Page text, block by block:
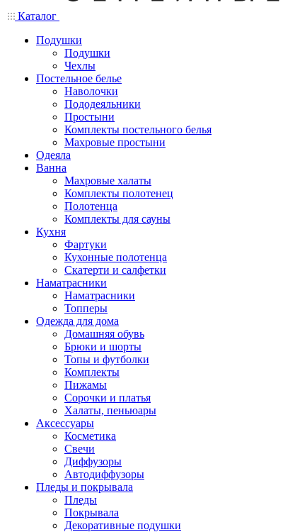
Каталог
Подушки
Подушки
Чехлы
Постельное белье
Наволочки
Пододеяльники
Простыни
Комплекты постельного белья
Махровые простыни
Одеяла
Ванна
Махровые халаты
Комплекты полотенец
Полотенца
Комплекты для сауны
Кухня
Фартуки
Кухонные полотенца
Скатерти и салфетки
Наматрасники
Наматрасники
Топперы
Одежда для дома
Домашняя обувь
Брюки и шорты
Топы и футболки
Комплекты
Пижамы
Сорочки и платья
Халаты, пеньюары
Аксессуары
Косметика
Свечи
Диффузоры
Автодиффузоры
Пледы и покрывала
Пледы
Покрывала
Декоративные подушки